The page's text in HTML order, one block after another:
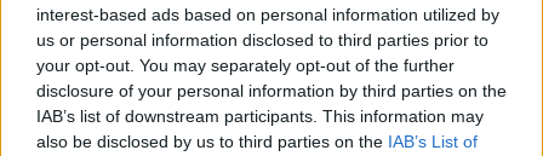
interest-based ads based on personal information utilized by
us or personal information disclosed to third parties prior to
your opt-out. You may separately opt-out of the further
disclosure of your personal information by third parties on the
IAB’s list of downstream participants. This information may
also be disclosed by us to third parties on the IAB’s List of